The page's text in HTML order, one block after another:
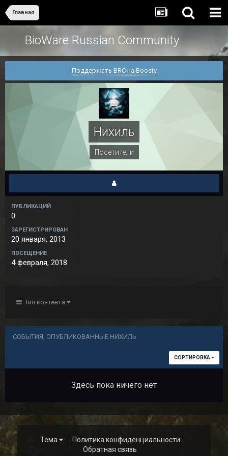
Главная
BioWare Russian Community
Поддержать BRC на Boosty
Нихиль
Посетители
ПУБЛИКАЦИЙ
0
ЗАРЕГИСТРИРОВАН
20 января, 2013
ПОСЕЩЕНИЕ
4 февраля, 2018
Тип контента
СОБЫТИЯ, ОПУБЛИКОВАННЫЕ НИХИЛЬ
СОРТИРОВКА
Здесь пока ничего нет
Тема
Политика конфиденциальности
Обратная связь